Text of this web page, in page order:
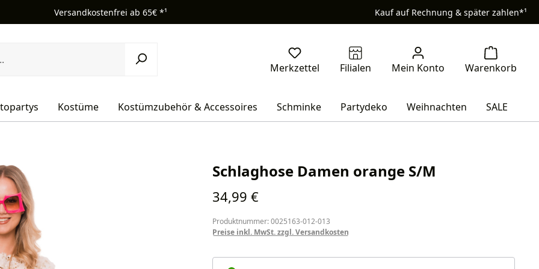
Versandkostenfrei ab 65€ *¹ Kauf auf Rechnung & später zahlen*¹
Kostüme Kostümzubehör & Accessoires Schminke Partydeko Weihnachten SALE
Schlaghose Damen orange S/M
Regulärer Preis:
34,99 €
Produktnummer: 0025163-012-013
Preise inkl. MwSt. zzgl. Versandkosten